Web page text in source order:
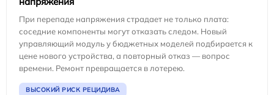
При перепаде напряжения страдает не только плата:
соседние компоненты могут отказать следом. Новый
управляющий модуль у бюджетных моделей подбирается к
цене нового устройства, а повторный отказ — вопрос
времени. Ремонт превращается в лотерею.
ВЫСОКИЙ РИСК РЕЦИДИВА